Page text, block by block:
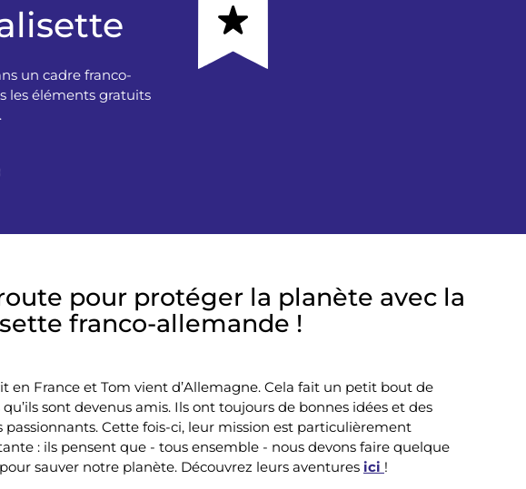
un cadre franco-
les éléments gratuits
pour protéger la planète avec la
franco-allemande !
en France et Tom vient d’Allemagne. Cela fait un petit bout de
sont devenus amis. Ils ont toujours de bonnes idées et des
passionnants. Cette fois-ci, leur mission est particulièrement
: ils pensent que - tous ensemble - nous devons faire quelque
sauver notre planète. Découvrez leurs aventuresici !